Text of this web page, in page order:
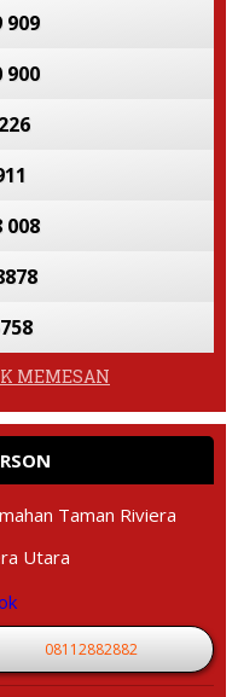
909
900
008
MEMESAN
Taman Riviera
Utara
08112882882